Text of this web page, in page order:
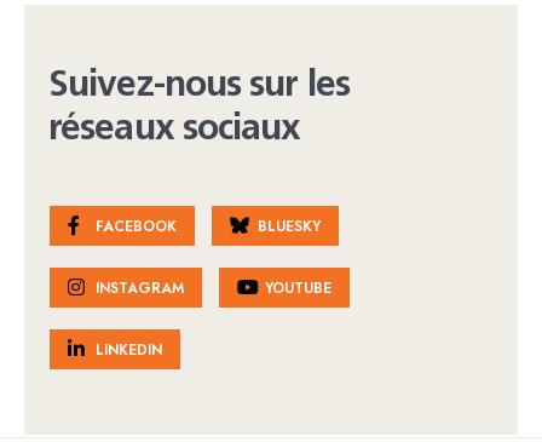
Suivez-nous sur les
réseaux sociaux
FACEBOOK BLUESKY
INSTAGRAM YOUTUBE
LINKEDIN